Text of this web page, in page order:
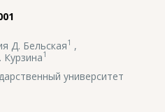
Д. Бельская1 ,
1
университет